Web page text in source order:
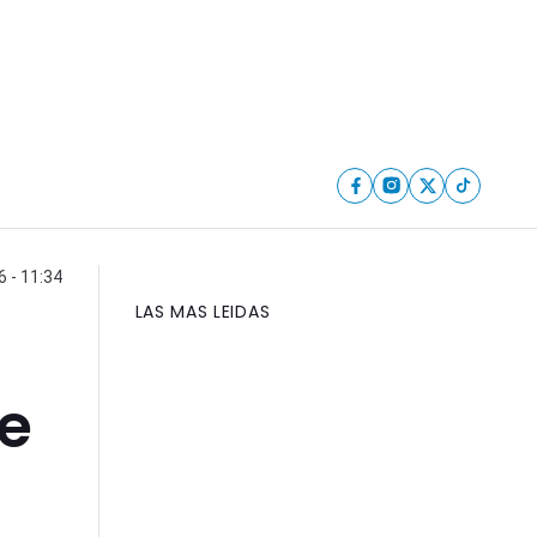
- 11:34
LAS MAS LEIDAS